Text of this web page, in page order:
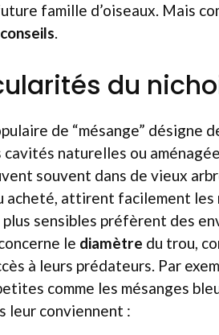
famille d’oiseaux. Mais
conseils.
du
de “mésange” désigne
naturelles ou
souvent dans de vieux
acheté, attirent facilement les
plus sensibles préfèrent des
le diamètre du trou,
à leurs prédateurs. Par
comme les mésanges
leur conviennent :